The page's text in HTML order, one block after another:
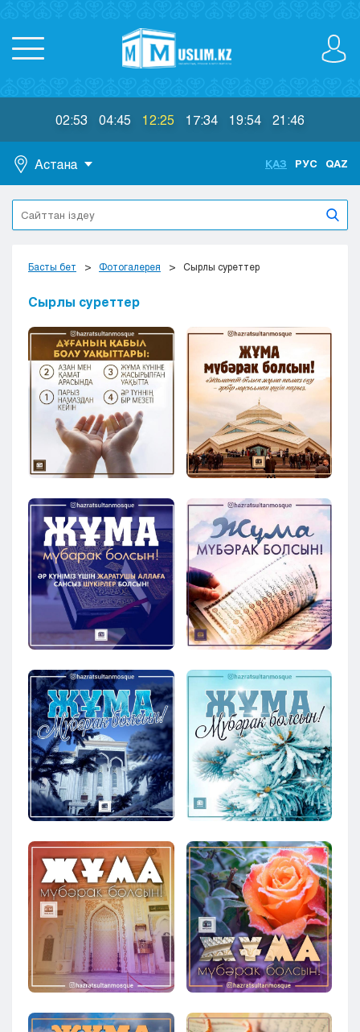
02:53 04:45 12:25 17:34 19:54 21:46
Астана
Астана
Алматы
Жезказган
Кокшетау
Костанай
Кызылорда
Павлодар
Петропавловск
Семей
Талдыкорган
Тараз
Уральск
Усть-Каменогорск
Шымкент
ҚАЗ РУС QAZ
Басты бет Фотогалерея Сырлы суреттер
Сырлы суреттер